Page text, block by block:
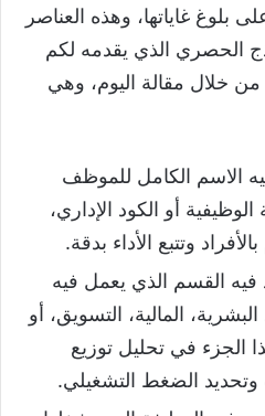
غاياتها، وهذه العناصر
الحصري الذي يقدمه لكم
خلال مقالة اليوم، وهي
الاسم الكامل للموظف
أو الكود الإداري،
وتتبع الأداء بدقة.
فيه القسم الذي يعمل فيه
المالية، التسويق، أو
الجزء في تحليل توزيع
الضغط التشغيلي.